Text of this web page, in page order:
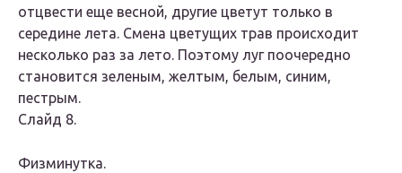
отцвести еще весной, другие цветут только в
середине лета. Смена цветущих трав происходит
несколько раз за лето. Поэтому луг поочередно
становится зеленым, желтым, белым, синим,
пестрым.
Слайд 8.
Физминутка.